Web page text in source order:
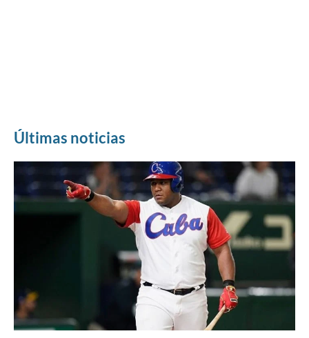
Últimas noticias